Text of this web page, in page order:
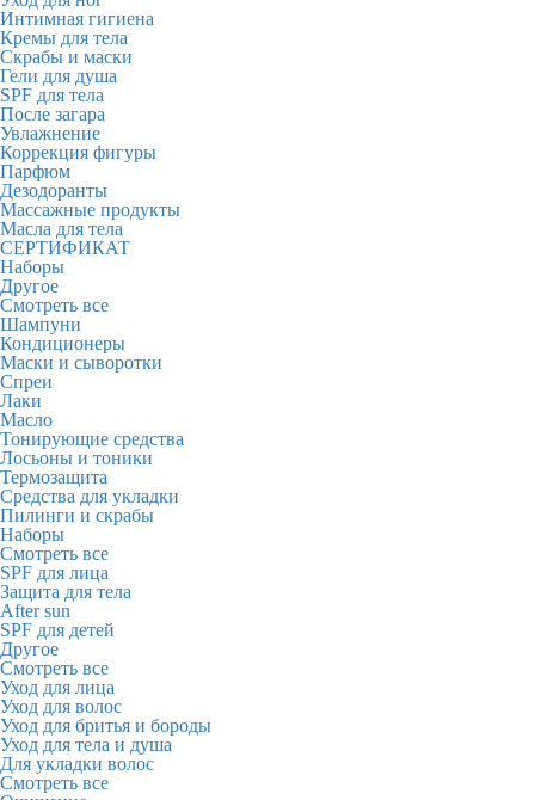
Интимная гигиена
Кремы для тела
Скрабы и маски
Гели для душа
SPF для тела
После загара
Увлажнение
Коррекция фигуры
Парфюм
Дезодоранты
Массажные продукты
Масла для тела
СЕРТИФИКАТ
Наборы
Другое
Смотреть все
Шампуни
Кондиционеры
Маски и сыворотки
Спреи
Лаки
Масло
Тонирующие средства
Лосьоны и тоники
Термозащита
Средства для укладки
Пилинги и скрабы
Наборы
Смотреть все
SPF для лица
Защита для тела
After sun
SPF для детей
Другое
Смотреть все
Уход для лица
Уход для волос
Уход для бритья и бороды
Уход для тела и душа
Для укладки волос
Смотреть все